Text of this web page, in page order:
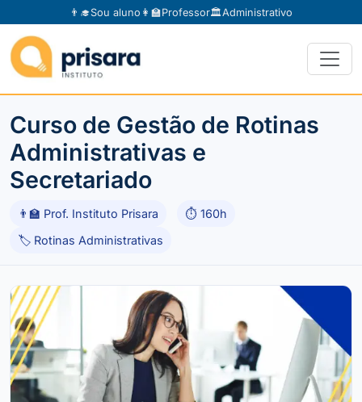
👨‍🎓Sou aluno 👩‍🏫Professor🏛️Administrativo
Curso de Gestão de Rotinas
Administrativas e
Secretariado
👨‍🏫 Prof. Instituto Prisara
⏱ 160h
🏷 Rotinas Administrativas